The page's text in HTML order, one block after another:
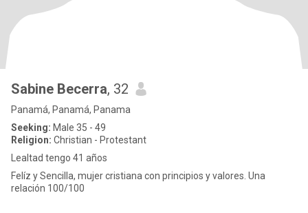
Sabine Becerra, 32
Panamá, Panamá, Panama
Seeking: Male 35 - 49
Religion: Christian - Protestant
Lealtad tengo 41 años
Felíz y Sencilla, mujer cristiana con principios y valores. Una
relación 100/100